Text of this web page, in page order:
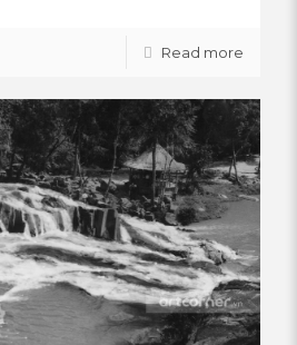
Read more